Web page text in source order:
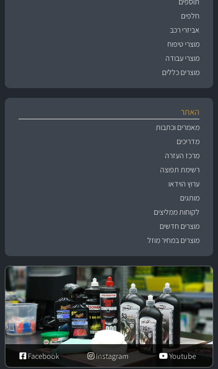
חלפים
אביזרי רכב
מוצרי טיפוח
מוצרי עבודה
מוצרים כללים
האתר
מאמרים וכתבות
מדריכים
מרכז העזרה
רשימת תפוצה
ערוץ הוידאו
מותגים
לקוחות ממליצים
מוצרים חדשים
מוצרים במחיר מוזל
Youtube
Instagram
Facebook